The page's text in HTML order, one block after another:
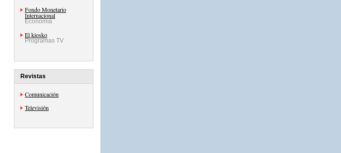
Fondo Monetario
Internacional
Economía
El kiosko
Programas TV
Revistas
Comunicación
Televisión